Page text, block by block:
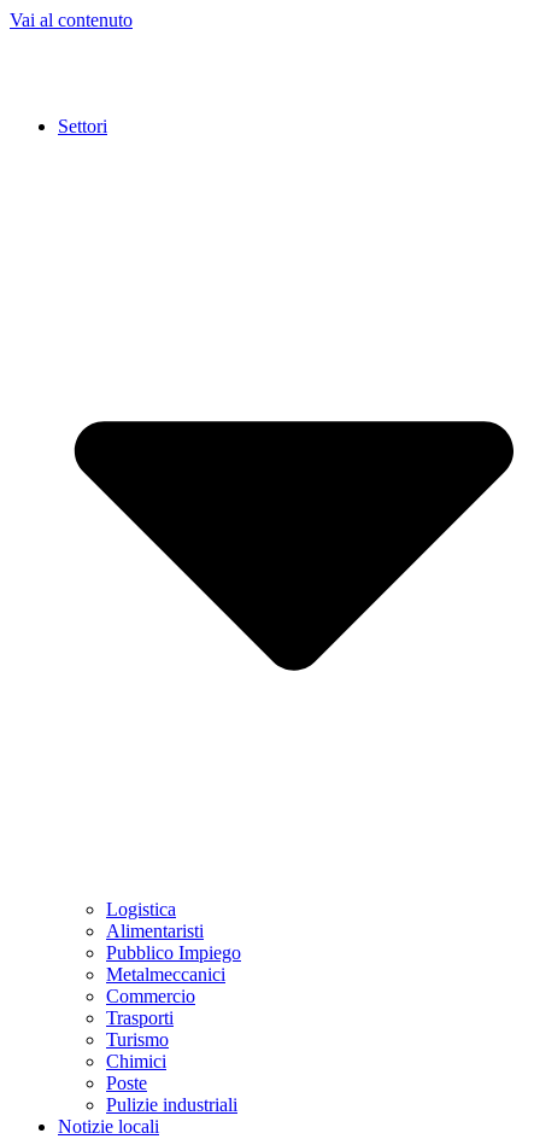
Vai al contenuto
Settori
Logistica
Alimentaristi
Pubblico Impiego
Metalmeccanici
Commercio
Trasporti
Turismo
Chimici
Poste
Pulizie industriali
Notizie locali